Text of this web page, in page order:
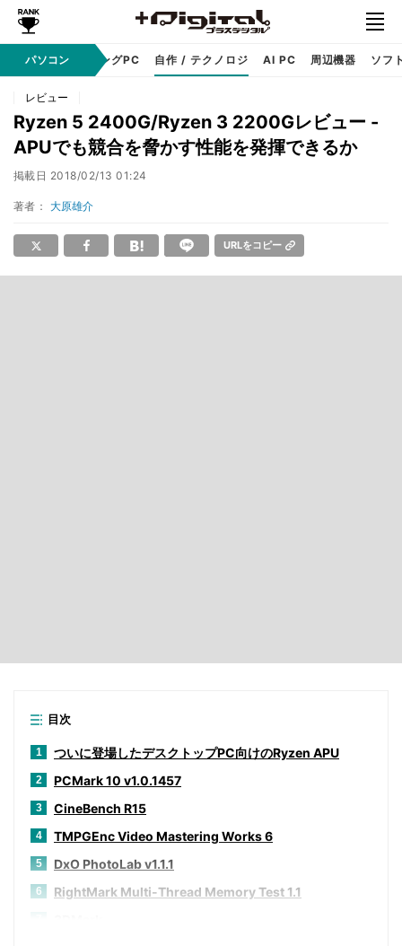
パソコン
PC本体 ゲーミングPC 自作 / テクノロジ AI PC 周辺機器 ソフ
レビュー
Ryzen 5 2400G/Ryzen 3 2200Gレビュー -
APUでも競合を脅かす性能を発揮できるか
掲載日 2018/02/13 01:24
著者： 大原雄介
URLをコピー
目次
1 ついに登場したデスクトップPC向けのRyzen APU
2 PCMark 10 v1.0.1457
3 CineBench R15
4 TMPGEnc Video Mastering Works 6
5 DxO PhotoLab v1.1.1
6 RightMark Multi-Thread Memory Test 1.1